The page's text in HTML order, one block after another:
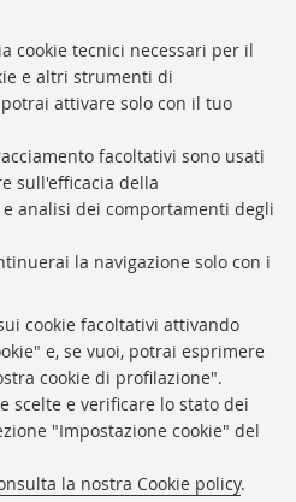
cookie tecnici necessari per il
e altri strumenti di
attivare solo con il tuo
facoltativi sono usati
sull'efficacia della
analisi dei comportamenti degli
la navigazione solo con i
cookie facoltativi attivando
e, se vuoi, potrai esprimere
cookie di profilazione".
scelte e verificare lo stato dei
"Impostazione cookie" del
la nostra Cookie policy.
Successivi
elementi
di Ateneo
Rss
di Ateneo
studio
dei servizi